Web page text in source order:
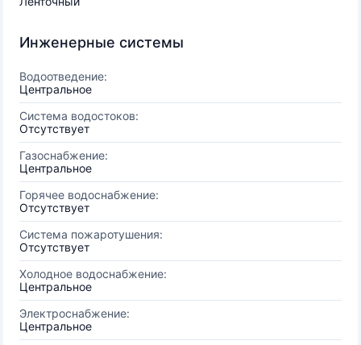
Инженерные системы
Водоотведение:
Центральное
Система водостоков:
Отсутствует
Газоснабжение:
Центральное
Горячее водоснабжение:
Отсутствует
Система пожаротушения:
Отсутствует
Холодное водоснабжение:
Центральное
Электроснабжение:
Центральное